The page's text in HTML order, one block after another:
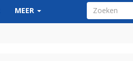
MEER ZOEKVELD